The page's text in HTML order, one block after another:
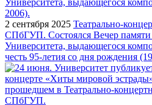
2 сентября 2025 Театрально-
СПбГУП. Состоялся Вечер памяти
Университета, выдающегося
честь 95-летия со дня рождения